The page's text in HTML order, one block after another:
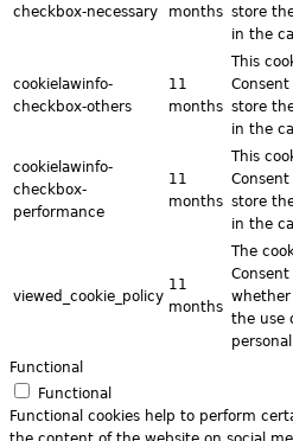
checkbox-necessary
months store
in the
cookielawinfo-
checkbox-others
11
months
This
store
in the
cookielawinfo-
checkbox-
performance
11
months
This
store
in the
viewed_cookie_policy
11
months
The
the use
Functional
Functional
Functional cookies help to perform